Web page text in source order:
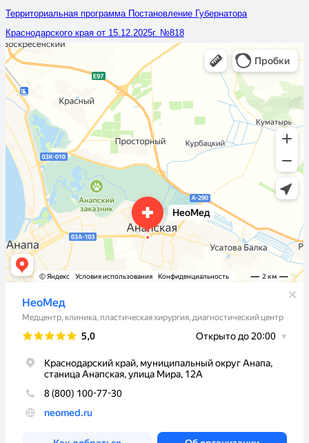
Территориальная программа Постановление Губернатора
Краснодарского края от 15.12.2025г. №818